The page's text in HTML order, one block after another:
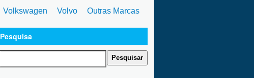
Volkswagen
Volvo Outras Marcas
Pesquisa